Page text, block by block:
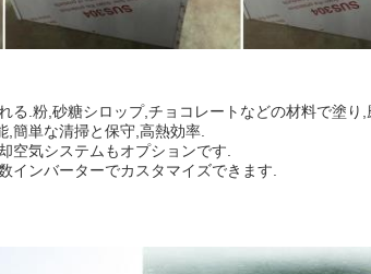
る.粉,砂糖シロップ,チョコレートなどの材料で塗り,
,簡単な清掃と保守,高熱効率.
空気システムもオプションです.
インバーターでカスタマイズできます.